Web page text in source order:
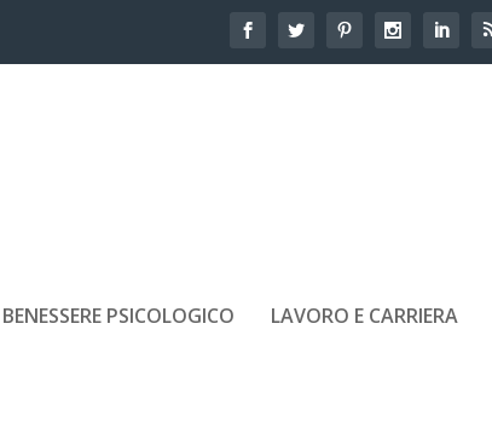
BENESSERE PSICOLOGICO LAVORO E CARRIERA